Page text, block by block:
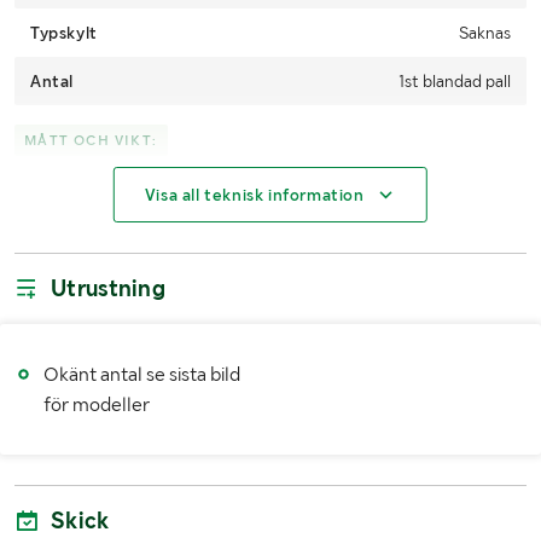
Typskylt Saknas
Antal 1st blandad pall
MÅTT OCH VIKT:
LASTHJÄLPSINFORMATION:
Lasthjälp med
Visa all teknisk information
Utrustning
Okänt antal se sista bild
för modeller
Skick